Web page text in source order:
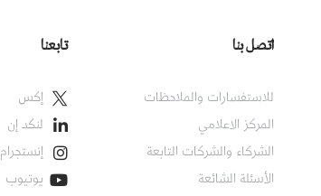
اتصل بنا
للاستفسارات والملاحظات
المركز الاعلامي
الشركاء والشركات التابعة
الأسئلة الشائعة
تابعنا
إكس
لنكد إن
إنستجرام
يوتيوب